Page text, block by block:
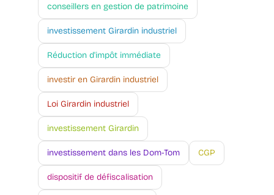
conseillers en gestion de patrimoine
investissement Girardin industriel
Réduction d'impôt immédiate
investir en Girardin industriel
Loi Girardin industriel
investissement Girardin
investissement dans les Dom-Tom CGP
dispositif de défiscalisation